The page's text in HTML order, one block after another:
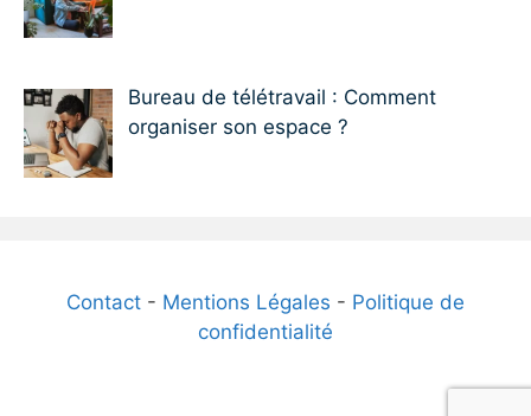
Bureau de télétravail : Comment
organiser son espace ?
Contact - Mentions Légales - Politique de
confidentialité